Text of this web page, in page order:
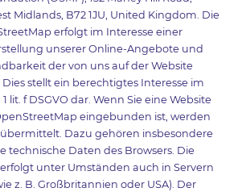
Midlands, B72 1JU, United Kingdom. Die
erfolgt im Interesse einer
unserer Online-Angebote und
der von uns auf der Website
stellt ein berechtigtes Interesse im
lit. f DSGVO dar. Wenn Sie eine Website
eingebunden ist, werden
Dazu gehören insbesondere
technische Daten des Browsers. Die
unter Umständen auch in Servern
z. B. Großbritannien oder USA). Der